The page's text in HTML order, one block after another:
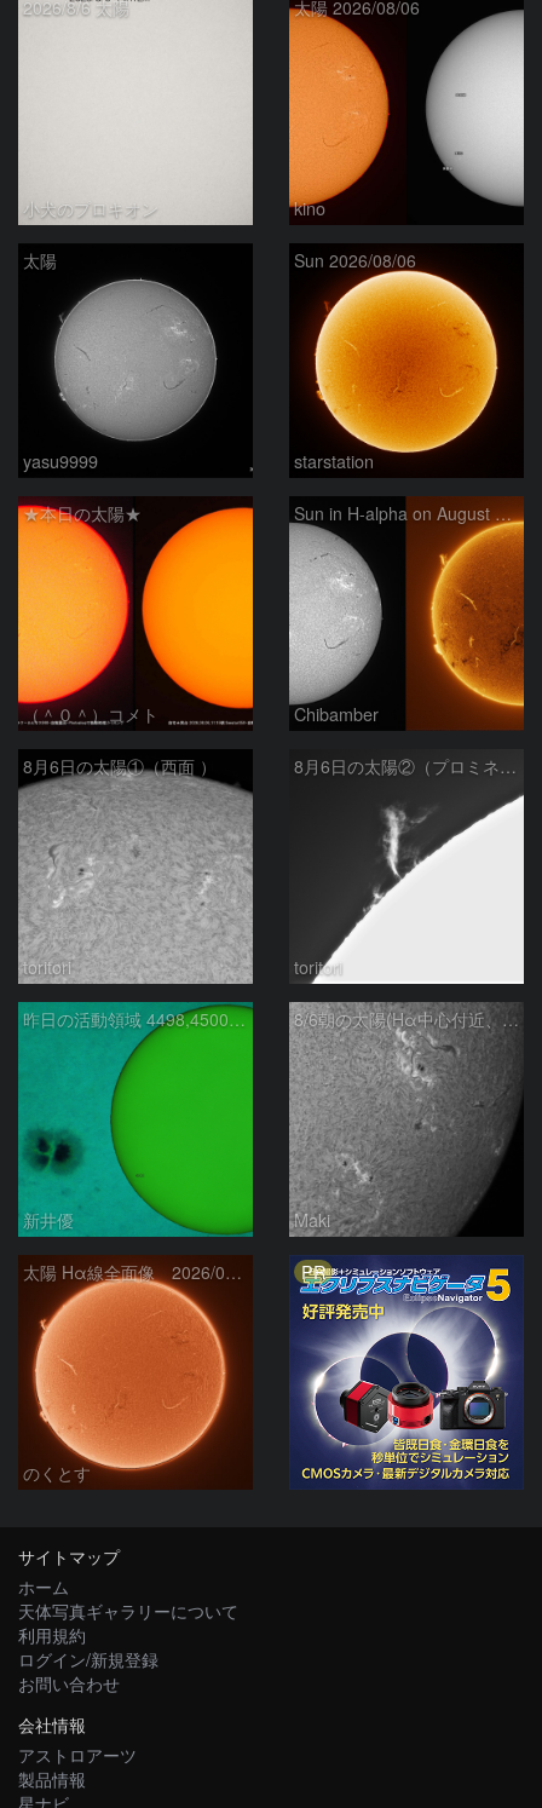
2026/8/6 太陽
小犬のプロキオン
太陽 2026/08/06
kino
太陽
yasu9999
Sun 2026/08/06
starstation
★本日の太陽★
（＾０＾）コメト
Sun in H-alpha on August 6, 2026
Chibamber
8月6日の太陽①（西面 ）
toritori
8月6日の太陽②（プロミネン北東縁 ）
toritori
昨日の活動領域 4498,4500：2026/08/05
新井優
8/6朝の太陽(Hα中心付近、4498、4502付近)
Maki
太陽 Hα線全面像 2026/08/06
のくとす
PR
サイトマップ
ホーム
天体写真ギャラリーについて
利用規約
ログイン/新規登録
お問い合わせ
会社情報
アストロアーツ
製品情報
星ナビ